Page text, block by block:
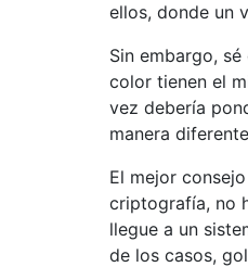
ellos, donde un
Sin embargo,
color tienen el
vez debería
manera
El mejor
criptografía, no
llegue a un
de los casos,